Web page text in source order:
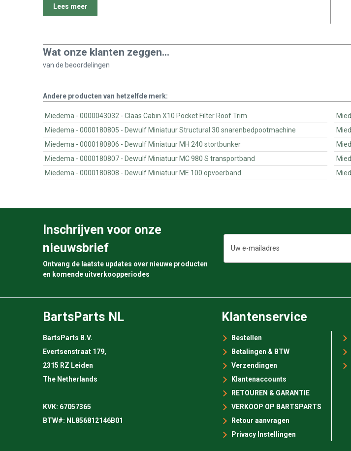
Lees meer
Wat onze klanten zeggen...
van de beoordelingen
Andere producten van hetzelfde merk:
Miedema - 0000043032 - Claas Cabin X10 Pocket Filter Roof Trim
Miedema - 0000180805 - Dewulf Miniatuur Structural 30 snarenbedpootmachine
Miedema - 0000180806 - Dewulf Miniatuur MH 240 stortbunker
Miedema - 0000180807 - Dewulf Miniatuur MC 980 S transportband
Miedema - 0000180808 - Dewulf Miniatuur ME 100 opvoerband
Inschrijven voor onze
nieuwsbrief
Ontvang de laatste updates over nieuwe producten
en komende uitverkoopperiodes
mailadres
Klantenservice
Bestellen
Betalingen & BTW
Verzendingen
Klantenaccounts
RETOUREN & GARANTIE
VERKOOP OP BARTSPARTS
Retour aanvragen
Privacy Instellingen
BartsParts NL
BartsParts B.V.
Evertsenstraat 179,
2315 RZ Leiden
The Netherlands
KVK: 67057365
BTW#: NL856812146B01